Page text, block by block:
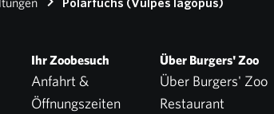
Ihr Zoobesuch
Anfahrt &
Öffnungszeiten
Über Burgers' Zoo
Über Burgers' Zoo
Restaurant